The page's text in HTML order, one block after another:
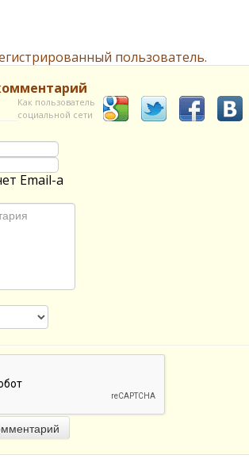
пользователь.
Как пользователь
социальной сети
Email-а